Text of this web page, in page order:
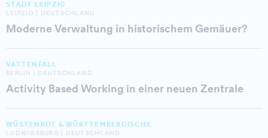
STADT LEIPZIG
LEIPZIG | DEUTSCHLAND
Moderne Verwaltung in historischem Gemäuer?
VATTENFALL
BERLIN | DEUTSCHLAND
Activity Based Working in einer neuen Zentrale
WÜSTENROT & WÜRTTEMBERGISCHE
LUDWIGSBURG | DEUTSCHLAND